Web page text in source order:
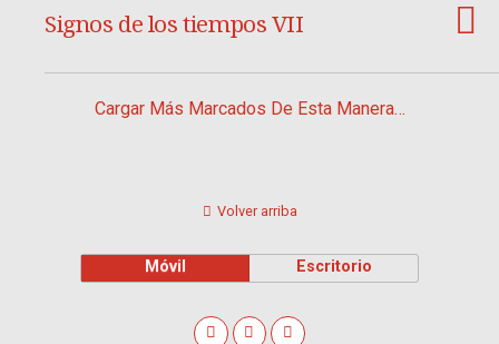
Signos de los tiempos VII
Cargar Más Marcados De Esta Manera…
Volver arriba
Móvil Escritorio